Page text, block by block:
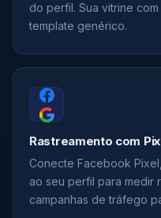
do perfil. Sua vitrine
template genérico.
Rastreamento com
Conecte Facebook
ao seu perfil para medir
campanhas de tráfego